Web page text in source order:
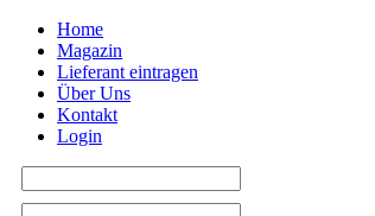
Home
Magazin
Lieferant eintragen
Über Uns
Kontakt
Login